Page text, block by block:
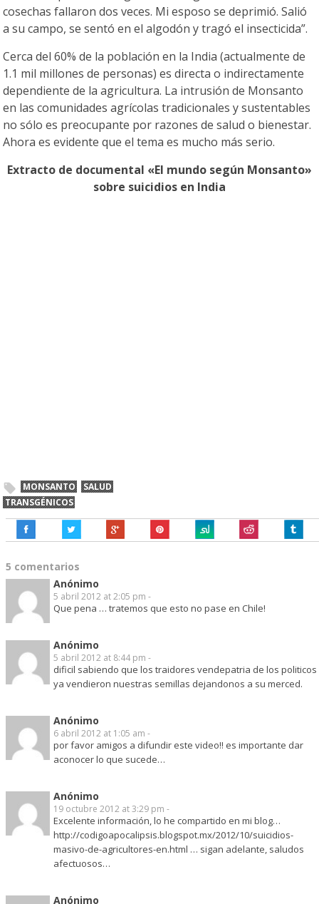
cosechas fallaron dos veces. Mi esposo se deprimió. Salió
a su campo, se sentó en el algodón y tragó el insecticida”.
Cerca del 60% de la población en la India (actualmente de
1.1 mil millones de personas) es directa o indirectamente
dependiente de la agricultura. La intrusión de Monsanto
en las comunidades agrícolas tradicionales y sustentables
no sólo es preocupante por razones de salud o bienestar.
Ahora es evidente que el tema es mucho más serio.
Extracto de documental «El mundo según Monsanto»
sobre suicidios en India
MONSANTO
SALUD
TRANSGÉNICOS
5 comentarios
Anónimo
5 abril 2012 at 2:05 pm -
Que pena … tratemos que esto no pase en Chile!
Anónimo
5 abril 2012 at 8:44 pm -
dificil sabiendo que los traidores vendepatria de los politicos
ya vendieron nuestras semillas dejandonos a su merced.
Anónimo
6 abril 2012 at 1:05 am -
por favor amigos a difundir este video!! es importante dar
aconocer lo que sucede…
Anónimo
19 octubre 2012 at 3:29 pm -
Excelente información, lo he compartido en mi blog…
http://codigoapocalipsis.blogspot.mx/2012/10/suicidios-
masivo-de-agricultores-en.html … sigan adelante, saludos
afectuosos…
Anónimo